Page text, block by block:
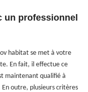
un professionnel
habitat se met à votre
En fait, il effectue ce
maintenant qualifié à
outre, plusieurs critères